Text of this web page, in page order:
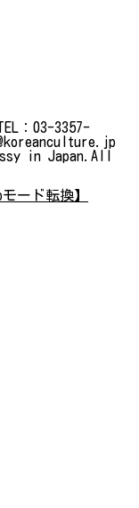
：03-3357-
in Japan.All
モード転換】